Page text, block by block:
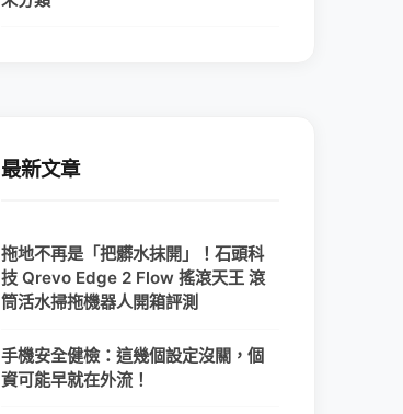
最新文章
拖地不再是「把髒水抹開」！石頭科
技 Qrevo Edge 2 Flow 搖滾天王 滾
筒活水掃拖機器人開箱評測
手機安全健檢：這幾個設定沒關，個
資可能早就在外流！